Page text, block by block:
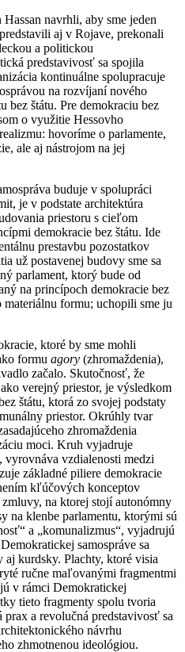
navrhli, aby sme jeden
aj v Rojave, prekonali
a politickou
predstavivosť sa spojila
kontinuálne spolupracuje
na rozvíjaní nového
bez štátu. Pre demokraciu bez
o využitie Hessovho
hovoríme o parlamente,
ale aj nástrojom na jej
buduje v spolupráci
je v podstate architektúra
priestoru s cieľom
demokracie bez štátu. Ide
prestavbu pozostatkov
už postavenej budovy sme sa
parlament, ktorý bude od
na princípoch demokracie bez
formu; uchopili sme ju
ktoré by sme mohli
formu agory (zhromaždenia),
začalo. Skutočnosť, že
verejný priestor, je výsledkom
štátu, ktorá zo svojej podstaty
priestor. Okrúhly tvar
zhromaždenia
moci. Kruh vyjadruje
vyrovnáva vzdialenosti medzi
základné piliere demokracie
kľúčových konceptov
na ktorej stojí autonómny
na klenbe parlamentu, ktorými sú
a „komunalizmus“, vyjadrujú
samospráve sa
aj kurdsky. Plachty, ktoré visia
ručne maľovanými fragmentmi
v rámci Demokratickej
tieto fragmenty spolu tvoria
a revolučná predstavivosť sa
návrhu
zhmotnenou ideológiou.